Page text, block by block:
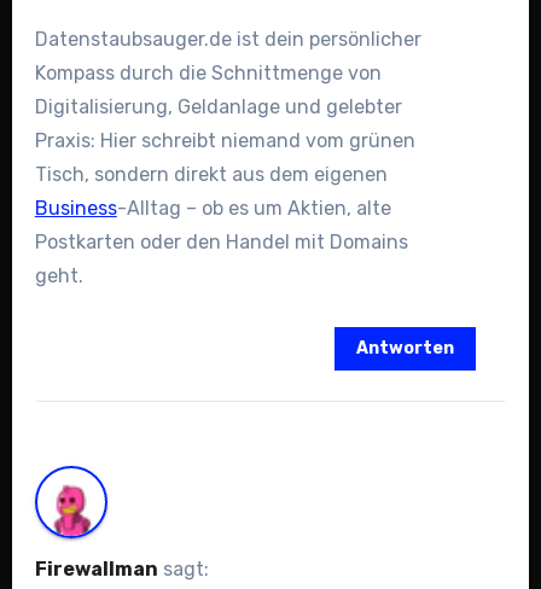
Datenstaubsauger.de ist dein persönlicher
Kompass durch die Schnittmenge von
Digitalisierung, Geldanlage und gelebter
Praxis: Hier schreibt niemand vom grünen
Tisch, sondern direkt aus dem eigenen
Business-Alltag – ob es um Aktien, alte
Postkarten oder den Handel mit Domains
geht.
Antworten
Firewallman sagt: